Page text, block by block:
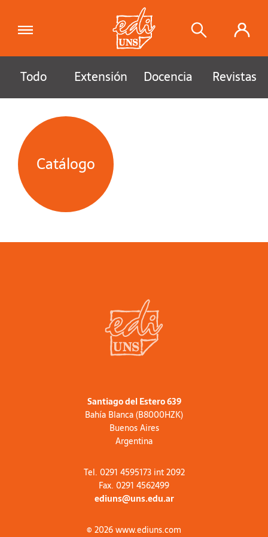
Todo Extensión Docencia Revistas
Catálogo
Santiago del Estero 639
Bahía Blanca (B8000HZK)
Buenos Aires
Argentina
Tel. 0291 4595173 int 2092
Fax. 0291 4562499
ediuns@uns.edu.ar
© 2026 www.ediuns.com